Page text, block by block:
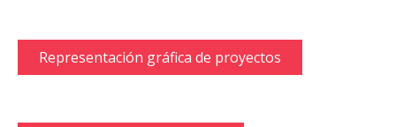
Representación gráfica de proyectos